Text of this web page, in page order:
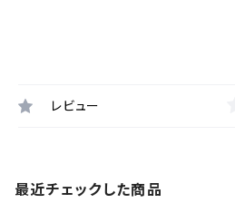
レビュー
最近チェックした商品